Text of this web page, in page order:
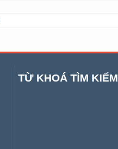
TỪ KHOÁ TÌM KIẾM